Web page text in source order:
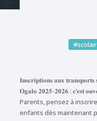
𝐈𝐧𝐬𝐜𝐫𝐢𝐩𝐭𝐢𝐨𝐧𝐬 𝐚𝐮𝐱 𝐭𝐫𝐚𝐧𝐬𝐩𝐨𝐫𝐭𝐬
𝐎𝐠𝐚𝐥𝐨 𝟐𝟎𝟐𝟓-𝟐𝟎𝟐𝟔 : 𝐜’𝐞𝐬𝐭
Parents, pensez à
enfants dès maintenant